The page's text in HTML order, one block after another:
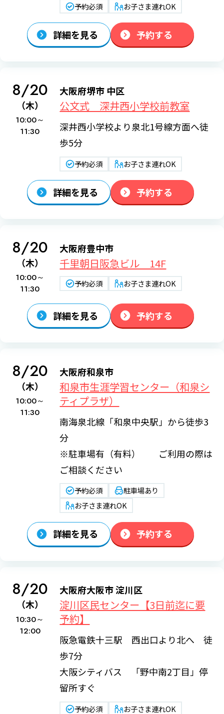
予約必須 お子さま連れOK
詳細を見る 予約する
8/20
（木）
10:00～
11:30
大阪府堺市 中区
公文式 深井西小学校前教室
深井西小学校より泉北1号線方面へ徒
歩5分
予約必須 お子さま連れOK
詳細を見る 予約する
8/20
（木）
10:00～
11:30
大阪府豊中市
千里朝日阪急ビル 14F
予約必須 お子さま連れOK
詳細を見る 予約する
8/20
（木）
10:00～
11:30
大阪府和泉市
和泉市生涯学習センター（和泉シ
ティプラザ）
南海泉北線「和泉中央駅」から徒歩3
分
※駐車場有（有料） ご利用の際は
ご相談ください
予約必須
駐車場あり
お子さま連れOK
詳細を見る 予約する
8/20
（木）
10:30～
12:00
大阪府大阪市 淀川区
淀川区民センター【3日前迄に要
予約】
阪急電鉄十三駅 西出口より北へ 徒
歩7分
大阪シティバス 「野中南2丁目」停
留所すぐ
予約必須 お子さま連れOK